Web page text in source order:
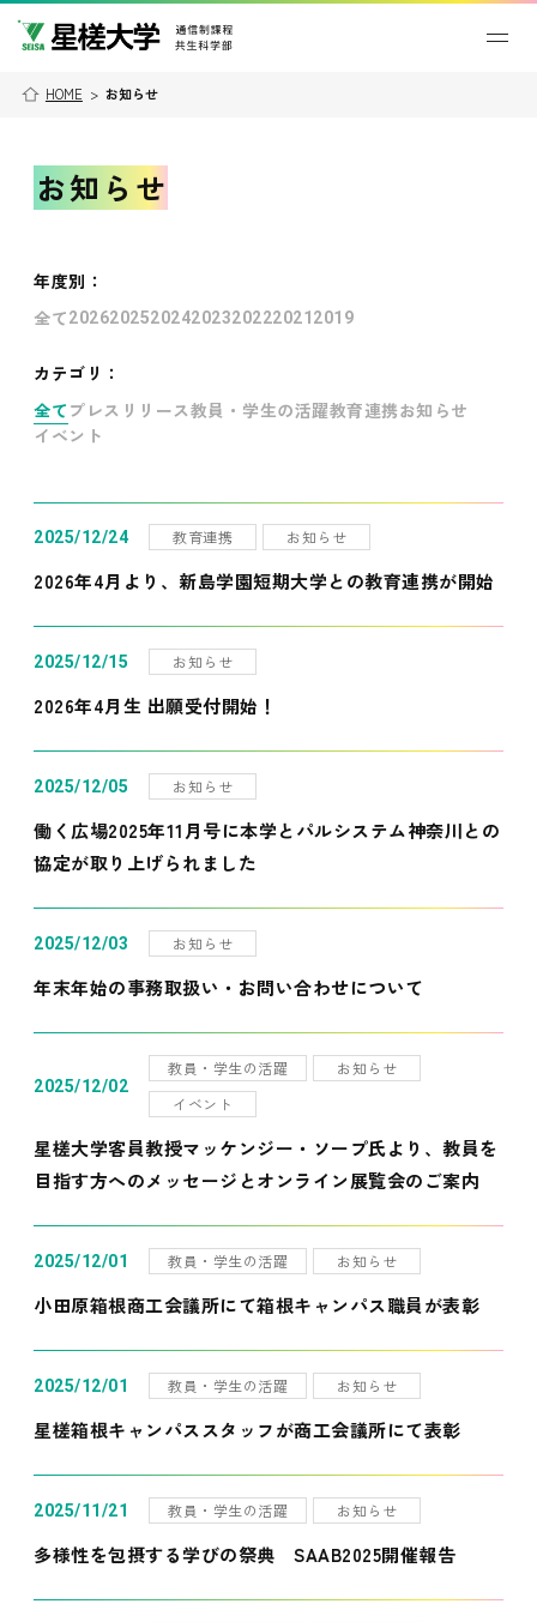
HOME > お知らせ
お知らせ
年度別 ：
全て202620252024202320222021 2019
カテゴリ：
全て プレスリリース教員・学生の活躍教育連携お知らせ
イベント
2025/12/24 教育連携 お知らせ
2026年4月より、新島学園短期大学との教育連携が開始
2025/12/15 お知らせ
2026年4月生 出願受付開始！
2025/12/05 お知らせ
働く広場2025年11月号に本学とパルシステム神奈川との
協定が取り上げられました
2025/12/03 お知らせ
年末年始の事務取扱い・お問い合わせについて
2025/12/02
教員・学生の活躍
お知らせ
イベント
星槎大学客員教授マッケンジー・ソープ氏より、教員を
目指す方へのメッセージとオンライン展覧会のご案内
2025/12/01 教員・学生の活躍 お知らせ
小田原箱根商工会議所にて箱根キャンパス職員が表彰
2025/12/01 教員・学生の活躍 お知らせ
星槎箱根キャンパススタッフが商工会議所にて表彰
2025/11/21 教員・学生の活躍 お知らせ
多様性を包摂する学びの祭典 SAAB2025開催報告